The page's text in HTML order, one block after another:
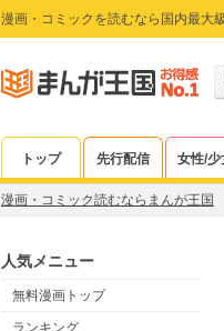
漫画・コミックを読むなら国内最大
トップ 先行配信 女性/少
漫画・コミック読むならまんが王国
人気メニュー
無料漫画トップ
ランキング